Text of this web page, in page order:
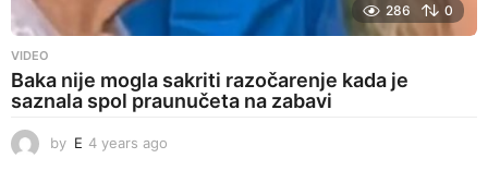
286 0
VIDEO
Baka nije mogla sakriti razočarenje kada je
saznala spol praunučeta na zabavi
by E 4 years ago